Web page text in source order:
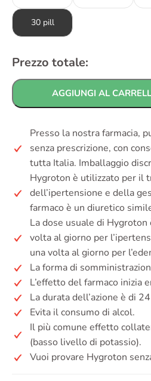
30 pill
Prezzo totale:
AGGIUNGI AL
Presso la nostra farmacia,
senza prescrizione, con
tutta Italia. Imballaggio
Hygroton è utilizzato per il
dell’ipertensione e della
farmaco è un diuretico
La dose usuale di
volta al giorno per
una volta al giorno per
La forma di
L’effetto del farmaco inizia
La durata dell’azione è di
Evita il consumo di alcol.
Il più comune effetto
(basso livello di potassio).
Vuoi provare Hygroton